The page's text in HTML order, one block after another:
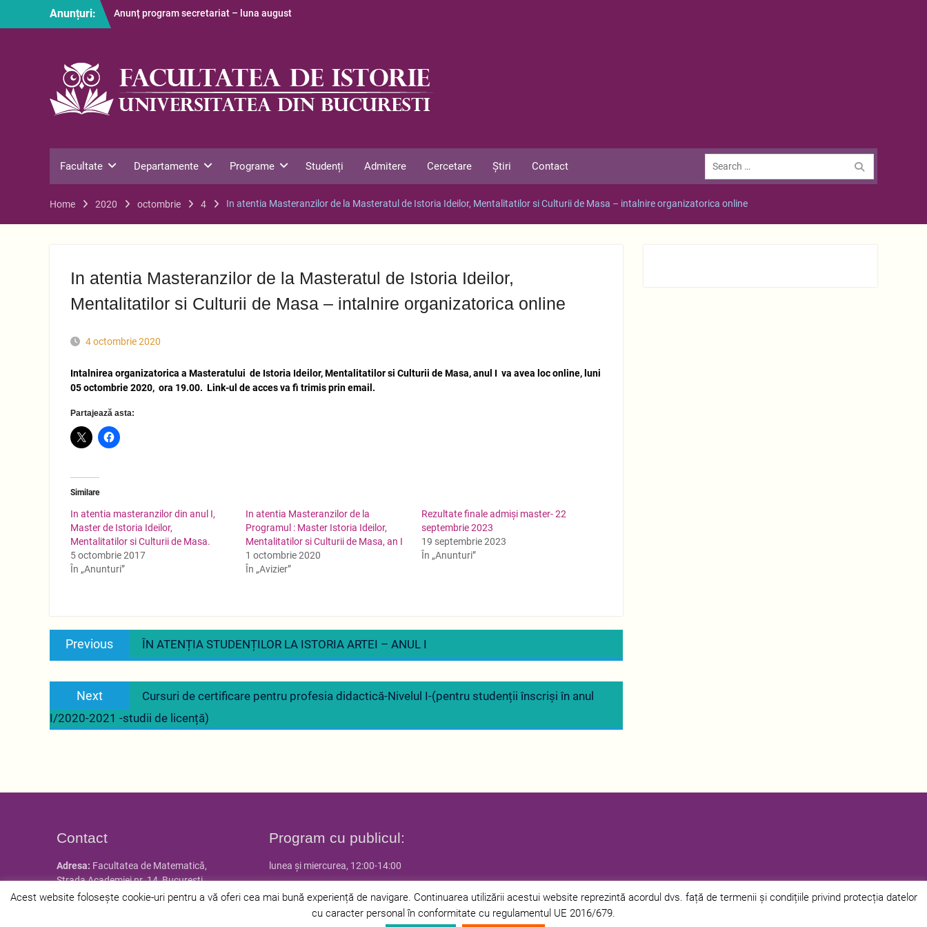
Anunțuri:
Anunț program secretariat – luna august
Facultate Departamente Programe Studenți Admitere Cercetare Știri Contact
Search
for:
Home 2020 octombrie 4 In atentia Masteranzilor de la Masteratul de Istoria Ideilor, Mentalitatilor si Culturii de Masa – intalnire organizatorica online
In atentia Masteranzilor de la Masteratul de Istoria Ideilor,
Mentalitatilor si Culturii de Masa – intalnire organizatorica online
4 octombrie 2020
Intalnirea organizatorica a Masteratului de Istoria Ideilor, Mentalitatilor si Culturii de Masa, anul I va avea loc online, luni
05 octombrie 2020, ora 19.00. Link-ul de acces va fi trimis prin email.
Partajează asta:
Similare
In atentia masteranzilor din anul I,
Master de Istoria Ideilor,
Mentalitatilor si Culturii de Masa.
5 octombrie 2017
În „Anunturi”
In atentia Masteranzilor de la
Programul : Master Istoria Ideilor,
Mentalitatilor si Culturii de Masa, an I
1 octombrie 2020
În „Avizier”
Rezultate finale admiși master- 22
septembrie 2023
19 septembrie 2023
În „Anunturi”
Navigare
Previous
Previous
post:
ÎN ATENȚIA STUDENȚILOR LA ISTORIA ARTEI – ANUL I
Next
post:
Cursuri de certificare pentru profesia didactică-Nivelul I-(pentru studenții înscriși în anul
I/2020-2021 -studii de licență)
Contact
Adresa: Facultatea de Matematică,
Strada Academiei nr. 14, Bucureşti
Tel:021.305.37.08, 021.305.37.09,
Program cu publicul:
lunea și miercurea, 12:00-14:00
Acest website folosește cookie-uri pentru a vă oferi cea mai bună experiență de navigare. Continuarea utilizării acestui website reprezintă acordul dvs. față de termenii și condițiile privind protecția datelor
cu caracter personal în conformitate cu regulamentul UE 2016/679.